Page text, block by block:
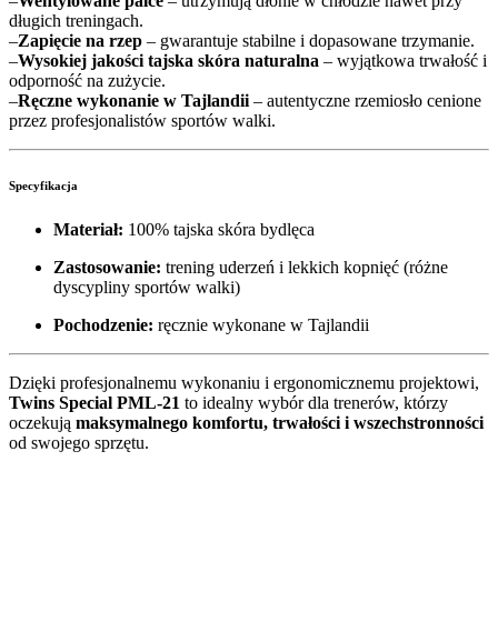
długich treningach.
–Zapięcie na rzep – gwarantuje stabilne i dopasowane trzymanie.
–Wysokiej jakości tajska skóra naturalna – wyjątkowa trwałość i
odporność na zużycie.
–Ręczne wykonanie w Tajlandii– autentyczne rzemiosło cenione
przez profesjonalistów sportów walki.
Specyfikacja
Materiał: 100% tajska skóra bydlęca
Zastosowanie: trening uderzeń i lekkich kopnięć (różne
dyscypliny sportów walki)
Pochodzenie: ręcznie wykonane w Tajlandii
Dzięki profesjonalnemu wykonaniu i ergonomicznemu projektowi,
Twins Special PML-21 to idealny wybór dla trenerów, którzy
oczekują maksymalnego komfortu, trwałości i wszechstronności
od swojego sprzętu.